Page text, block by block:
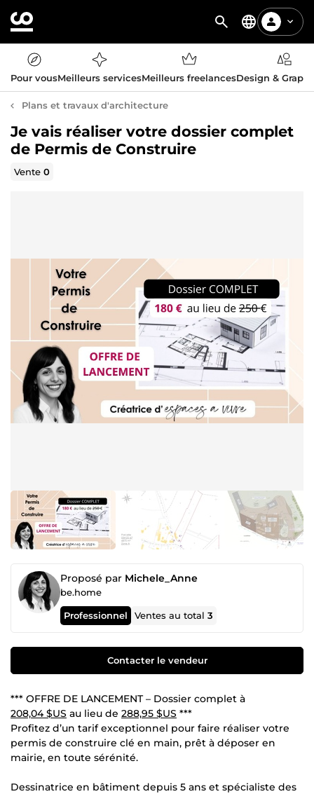
Pour vousMeilleurs servicesMeilleurs freelancesDesign &
Plans et travaux d'architecture
Je vais réaliser votre dossier complet
de Permis de Construire
Vente0
Proposé par Michele_Anne
be.home
Professionnel Ventes au total3
Contacter le vendeur
*** OFFRE DE LANCEMENT – Dossier complet à
208,04 $US au lieu de 288,95 $US ***
Profitez d’un tarif exceptionnel pour faire réaliser votre
permis de construire clé en main, prêt à déposer en
mairie, en toute sérénité.
Dessinatrice en bâtiment depuis 5 ans et spécialiste des